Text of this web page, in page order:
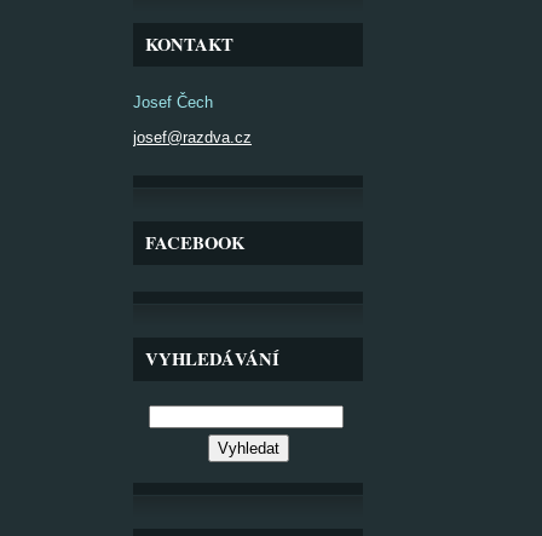
KONTAKT
Josef Čech
josef@razdva.cz
FACEBOOK
VYHLEDÁVÁNÍ